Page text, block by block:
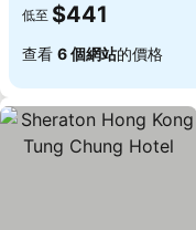
低至 $441
查看 6 個網站的價格